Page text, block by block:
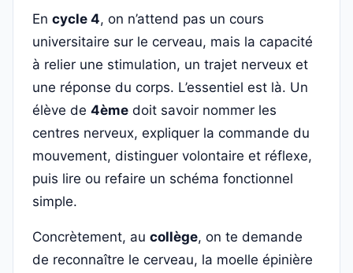
En cycle 4, on n’attend pas un cours
universitaire sur le cerveau, mais la capacité
à relier une stimulation, un trajet nerveux et
une réponse du corps. L’essentiel est là. Un
élève de 4ème doit savoir nommer les
centres nerveux, expliquer la commande du
mouvement, distinguer volontaire et réflexe,
puis lire ou refaire un schéma fonctionnel
simple.
Concrètement, au collège, on te demande
de reconnaître le cerveau, la moelle épinière